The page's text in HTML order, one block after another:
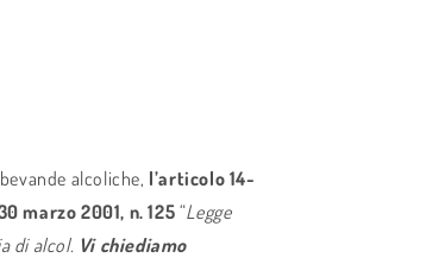
alcoliche, l’articolo 14-
marzo 2001, n. 125 “Legge
di alcol. Vi chiediamo